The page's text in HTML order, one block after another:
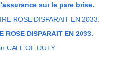
sur le pare brise.
ROSE DISPARAIT EN 2033.